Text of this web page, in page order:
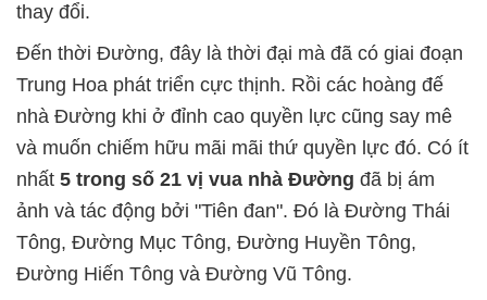
thay đổi.
Đến thời Đường, đây là thời đại mà đã có giai đoạn
Trung Hoa phát triển cực thịnh. Rồi các hoàng đế
nhà Đường khi ở đỉnh cao quyền lực cũng say mê
và muốn chiếm hữu mãi mãi thứ quyền lực đó. Có ít
nhất 5 trong số 21 vị vua nhà Đường đã bị ám
ảnh và tác động bởi "Tiên đan". Đó là Đường Thái
Tông, Đường Mục Tông, Đường Huyền Tông,
Đường Hiến Tông và Đường Vũ Tông.